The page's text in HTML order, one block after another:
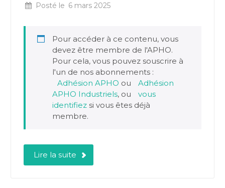
Posté le 6 mars 2025
Pour accéder à ce contenu, vous
devez être membre de l'APHO.
Pour cela, vous pouvez souscrire à
l'un de nos abonnements :
Adhésion APHO ou
Adhésion
APHO Industriels, ou
vous
identifiezsi vous êtes déjà
membre.
Lire la suite